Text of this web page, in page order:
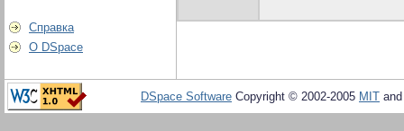
Справка
О DSpace
DSpace Software Copyright © 2002-2005 MIT